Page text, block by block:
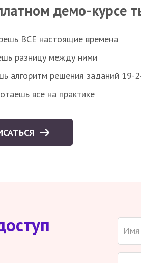
демо-курсе
ВСЕ настоящие времена
разницу между ними
алгоритм решения заданий 19-
все на практике